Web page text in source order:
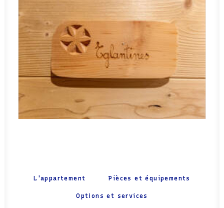
L'appartement Pièces et équipements
Options et services